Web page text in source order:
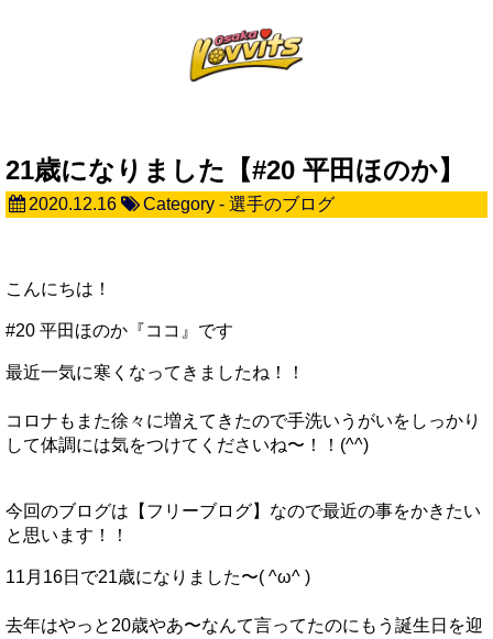
21歳になりました【#20 平田ほのか】
2020.12.16 Category - 選手のブログ
こんにちは！
#20 平田ほのか『ココ』です
最近一気に寒くなってきましたね！！
コロナもまた徐々に増えてきたので手洗いうがいをしっかり
して体調には気をつけてくださいね〜！！(^^)
今回のブログは【フリーブログ】なので最近の事をかきたい
と思います！！
11月16日で21歳になりました〜( ^ω^ )
去年はやっと20歳やあ〜なんて言ってたのにもう誕生日を迎